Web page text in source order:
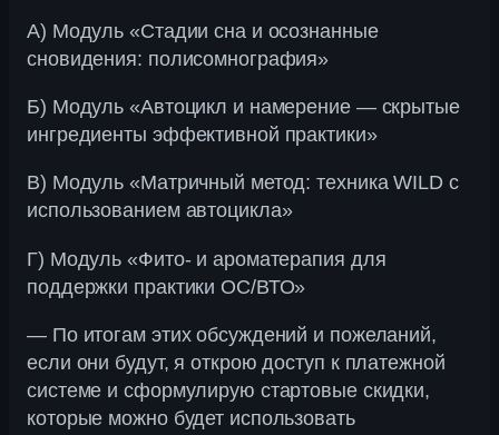
А) Модуль «Стадии сна и осознанные
сновидения: полисомнография»
Б) Модуль «Автоцикл и намерение — скрытые
ингредиенты эффективной практики»
В) Модуль «Матричный метод: техника WILD с
использованием автоцикла»
Г) Модуль «Фито- и ароматерапия для
поддержки практики ОС/ВТО»
— По итогам этих обсуждений и пожеланий,
если они будут, я открою доступ к платежной
системе и сформулирую стартовые скидки,
которые можно будет использовать